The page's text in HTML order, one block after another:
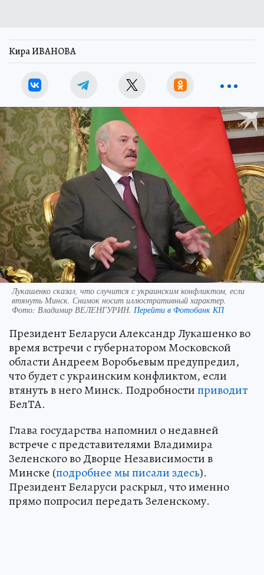
Кира ИВАНОВА
Лукашенко сказал, что случится с украинским конфликтом, если
втянуть Минск. Снимок носит иллюстративный характер.
Фото: Владимир ВЕЛЕНГУРИН. Перейти в Фотобанк КП
Президент Беларуси Александр Лукашенко во
время встречи с губернатором Московской
области Андреем Воробьевым предупредил,
что будет с украинским конфликтом, если
втянуть в него Минск. Подробностиприводит
БелТА.
Глава государства напомнил о недавней
встрече с представителями Владимира
Зеленского во Дворце Независимости в
Минске (подробнее мы писали здесь).
Президент Беларуси раскрыл, что именно
прямо попросил передать Зеленскому.